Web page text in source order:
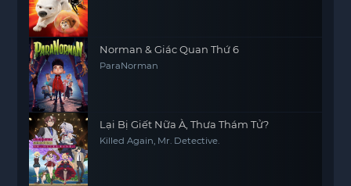
Norman & Giác Quan Thứ 6
ParaNorman
Lại Bị Giết Nữa À, Thưa Thám Tử?
Killed Again, Mr. Detective.